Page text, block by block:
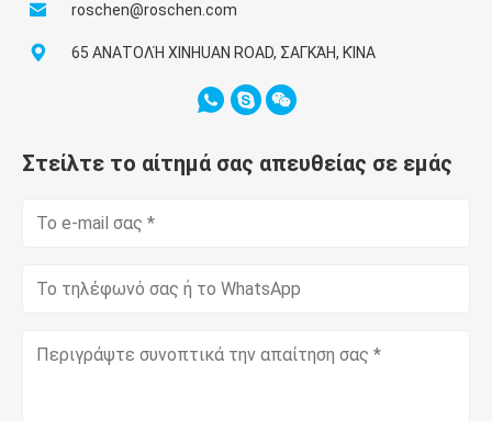
roschen@roschen.com
65 ΑΝΑΤΟΛΉ XINHUAN ROAD, ΣΑΓΚΆΗ, ΚΊΝΑ
Στείλτε το αίτημά σας απευθείας σε εμάς